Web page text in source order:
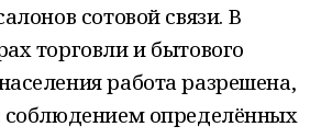
сотовой связи. В
торговли и бытового
работа разрешена,
соблюдением определённых